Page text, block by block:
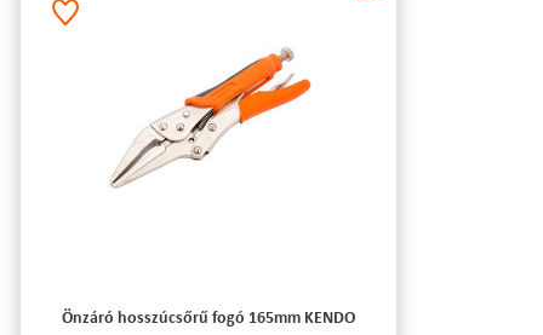
Önzáró hosszúcsőrű fogó 165mm KENDO